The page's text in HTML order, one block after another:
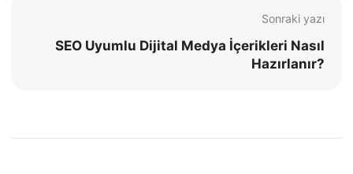
Sonraki yazı
SEO Uyumlu Dijital Medya İçerikleri Nasıl
Hazırlanır?